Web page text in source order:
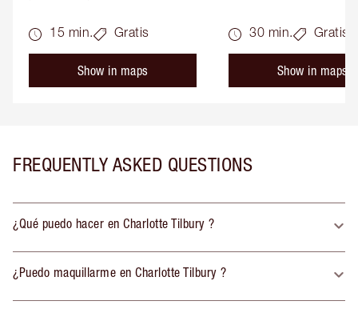
15 min. Gratis
Show in maps
30 min. Gratis
Show in maps
FREQUENTLY ASKED QUESTIONS
¿Qué puedo hacer en Charlotte Tilbury ?
¿Puedo maquillarme en Charlotte Tilbury ?